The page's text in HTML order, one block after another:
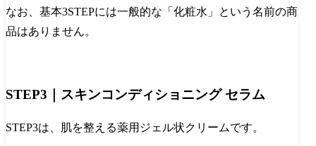
なお、基本3STEPには一般的な「化粧水」という名前の商
品はありません。
STEP3｜スキンコンディショニング セラム
STEP3は、肌を整える薬用ジェル状クリームです。